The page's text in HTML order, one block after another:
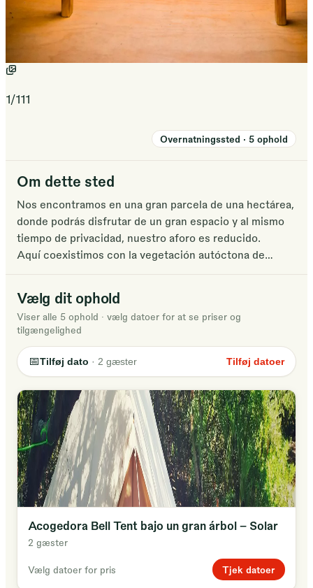
1/111
Overnatningssted · 5 ophold
Om dette sted
Nos encontramos en una gran parcela de una hectárea,
donde podrás disfrutar de un gran espacio y al mismo
tiempo de privacidad, nuestro aforo es reducido.
Aquí coexistimos con la vegetación autóctona de
currucas, ruiseñores o rapaces. Nos sentimos
agradecidos de esta cohabitación e intentamos generar
el mínimo impacto en nuestro entorno.
Vælg dit ophold
Viser alle 5 ophold · vælg datoer for at se priser og
tilgængelighed
📅Tilføj dato · 2 gæster Tilføj datoer
Acogedora Bell Tent bajo un gran árbol - Solar
2 gæster
Vælg datoer for pris Tjek datoer